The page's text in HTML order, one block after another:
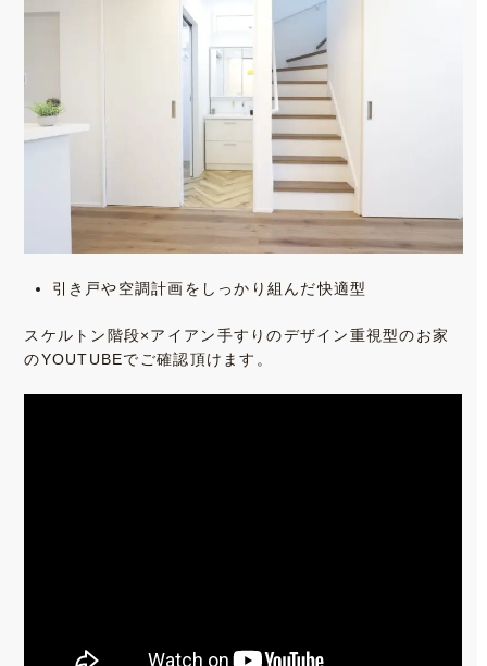
引き戸や空調計画をしっかり組んだ快適型
スケルトン階段×アイアン手すりのデザイン重視型のお家
のYOUTUBEでご確認頂けます。